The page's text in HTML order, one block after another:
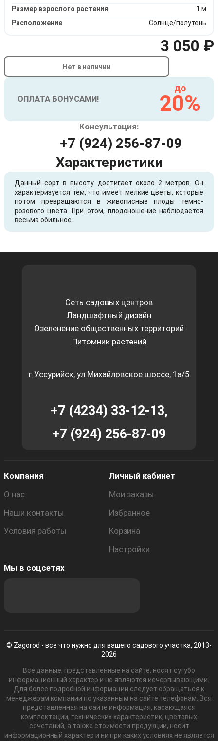
Размер взрослого растения
1 м
Расположение
Солнце/полутень
3 050 ₽
Нет в наличии
ОПЛАТА БОНУСАМИ!
до
20%
Консультация:
+7 (924) 256-87-09
Характеристики
Данный сорт в высоту достигает около 2 метров. Он
характеризуется тем, что имеет мелкие цветы, которые
потом превращаются в живописные плоды темно-
розового цвета. При этом, плодоношение наблюдается
весьма обильное.
Сеть садовых центров
Ландшафтный дизайн
Озеленение общественных территорий
Питомник растений
г.Уссурийск, ул.Михайловское шоссе, 1а/5
+7 (4234) 33-12-13,
+7 (924) 256-87-09
Компания
О нас
Наши контакты
Условия работы
Личный кабинет
Мои заказы
Избранное
Корзина
Настройки
Мы в соцсетях
© Zagorod - все что нужно для вашего садового участка, 2013-
2026
Все данные, представленные на сайте, носят сугубо
информационный характер и не являются исчерпывающими.
Для более подробной информации следует обращаться к
менеджерам компании по указанным на сайте телефонам. Вся
представленная на сайте информация, касающаяся
комплектации, технических характеристик, цветовых
сочетаний, а также стоимости продукции, носит
информационный характер и ни при каких условиях не является